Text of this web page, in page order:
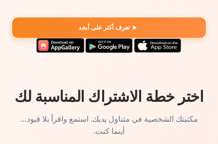
تعرف أكثر على أبجد
اختر خطة الاشتراك المناسبة لك
مكتبتك الشخصية في متناول يديك. استمع واقرأ بلا قيود…
أينما كنت.